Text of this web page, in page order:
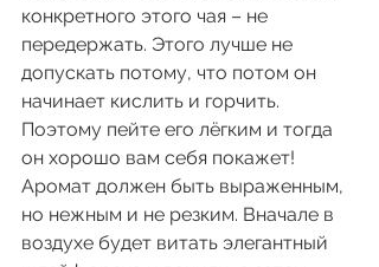
конкретного этого чая – не
передержать. Этого лучше не
допускать потому, что потом он
начинает кислить и горчить.
Поэтому пейте его лёгким и тогда
он хорошо вам себя покажет!
Аромат должен быть выраженным,
но нежным и не резким. Вначале в
воздухе будет витать элегантный